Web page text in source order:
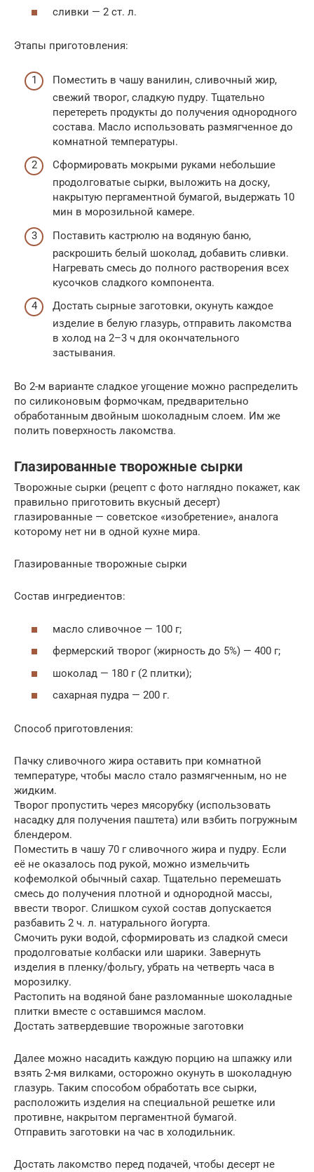
сливки — 2 ст. л.
Этапы приготовления:
Поместить в чашу ванилин, сливочный жир,
свежий творог, сладкую пудру. Тщательно
перетереть продукты до получения однородного
состава. Масло использовать размягченное до
комнатной температуры.
Сформировать мокрыми руками небольшие
продолговатые сырки, выложить на доску,
накрытую пергаментной бумагой, выдержать 10
мин в морозильной камере.
Поставить кастрюлю на водяную баню,
раскрошить белый шоколад, добавить сливки.
Нагревать смесь до полного растворения всех
кусочков сладкого компонента.
Достать сырные заготовки, окунуть каждое
изделие в белую глазурь, отправить лакомства
в холод на 2–3 ч для окончательного
застывания.
Во 2-м варианте сладкое угощение можно распределить
по силиконовым формочкам, предварительно
обработанным двойным шоколадным слоем. Им же
полить поверхность лакомства.
Глазированные творожные сырки
Творожные сырки (рецепт с фото наглядно покажет, как
правильно приготовить вкусный десерт)
глазированные — советское «изобретение», аналога
которому нет ни в одной кухне мира.
Глазированные творожные сырки
Состав ингредиентов:
масло сливочное — 100 г;
фермерский творог (жирность до 5%) — 400 г;
шоколад — 180 г (2 плитки);
сахарная пудра — 200 г.
Способ приготовления:
Пачку сливочного жира оставить при комнатной
температуре, чтобы масло стало размягченным, но не
жидким.
Творог пропустить через мясорубку (использовать
насадку для получения паштета) или взбить погружным
блендером.
Поместить в чашу 70 г сливочного жира и пудру. Если
её не оказалось под рукой, можно измельчить
кофемолкой обычный сахар. Тщательно перемешать
смесь до получения плотной и однородной массы,
ввести творог. Слишком сухой состав допускается
разбавить 2 ч. л. натурального йогурта.
Смочить руки водой, сформировать из сладкой смеси
продолговатые колбаски или шарики. Завернуть
изделия в пленку/фольгу, убрать на четверть часа в
морозилку.
Растопить на водяной бане разломанные шоколадные
плитки вместе с оставшимся маслом.
Достать затвердевшие творожные заготовки
Далее можно насадить каждую порцию на шпажку или
взять 2-мя вилками, осторожно окунуть в шоколадную
глазурь. Таким способом обработать все сырки,
расположить изделия на специальной решетке или
противне, накрытом пергаментной бумагой.
Отправить заготовки на час в холодильник.
Достать лакомство перед подачей, чтобы десерт не